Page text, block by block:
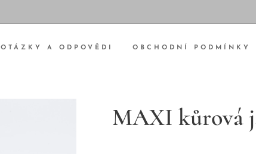
OTÁZKY A ODPOVĚDI OBCHODNÍ PODMÍNKY
MAXI kůrová